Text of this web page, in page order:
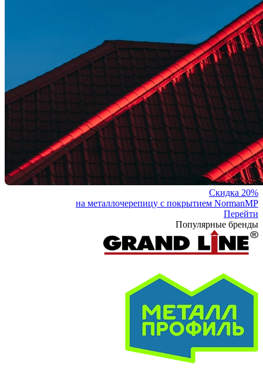
Скидка 20%
на металлочерепицу с покрытием NormanMP
Перейти
Популярные бренды